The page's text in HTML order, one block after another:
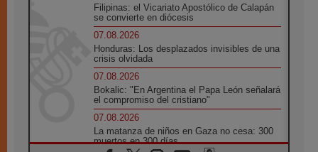
Filipinas: el Vicariato Apostólico de Calapán
se convierte en diócesis
07.08.2026
Honduras: Los desplazados invisibles de una
crisis olvidada
07.08.2026
Bokalic: "En Argentina el Papa León señalará
el compromiso del cristiano"
07.08.2026
La matanza de niños en Gaza no cesa: 300
muertos en 300 días